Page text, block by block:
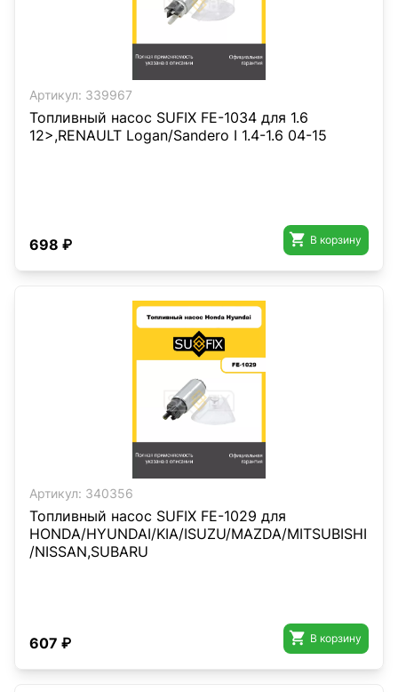
Артикул: 339967
Топливный насос SUFIX FE-1034 для 1.6
12>,RENAULT Logan/Sandero I 1.4-1.6 04-15
698 ₽  В корзину
Артикул: 340356
Топливный насос SUFIX FE-1029 для
HONDA/HYUNDAI/KIA/ISUZU/MAZDA/MITSUBISHI
/NISSAN,SUBARU
607 ₽  В корзину